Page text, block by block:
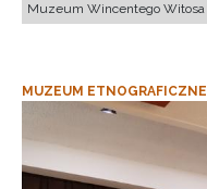
Muzeum Wincentego Witosa
MUZEUM ETNOGRAFICZNE